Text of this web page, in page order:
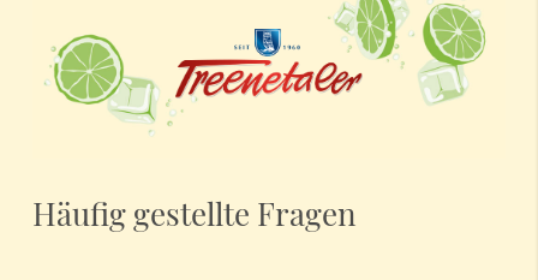
Häufig gestellte Fragen